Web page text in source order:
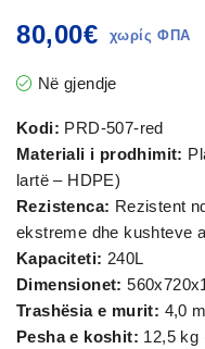
80,00€
Në gjendje
Kodi: PRD-507-red
Materiali i prodhimit:
lartë – HDPE)
Rezistenca: Rezistent
ekstreme dhe kushteve
Kapaciteti: 240L
Dimensionet:
Trashësia e murit: 4,0
Pesha e koshit: 12,5 kg